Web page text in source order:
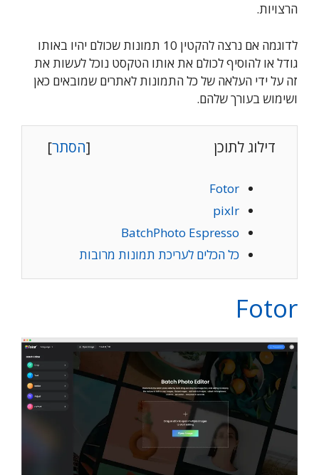
הרצויות.
לדוגמה אם נרצה להקטין 10 תמונות שכולם יהיו באותו
גודל או להוסיף לכולם את אותו הטקסט נוכל לעשות את
זה על ידי העלאה של כל התמונות לאתרים שמובאים כאן
ושימוש בעורך שלהם.
דילוג לתוכן [הסתר]
Fotor
pixlr
BatchPhoto Espresso
כל הכלים לעריכת תמונות מרובות
Fotor